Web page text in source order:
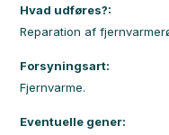
Hvad udføres?:
Reparation af
Forsyningsart:
Fjernvarme.
Eventuelle gener: